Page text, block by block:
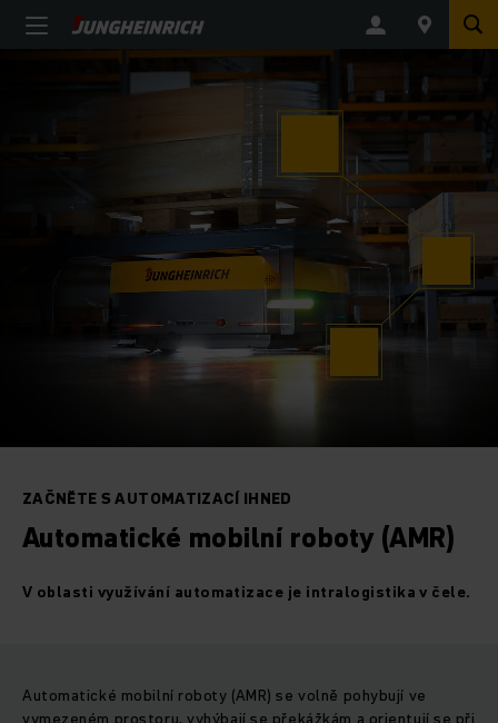
ZAČNĚTE S AUTOMATIZACÍ IHNED
Automatické mobilní roboty (AMR)
V oblasti využívání automatizace je intralogistika v čele.
Automatické mobilní roboty (AMR) se volně pohybují ve